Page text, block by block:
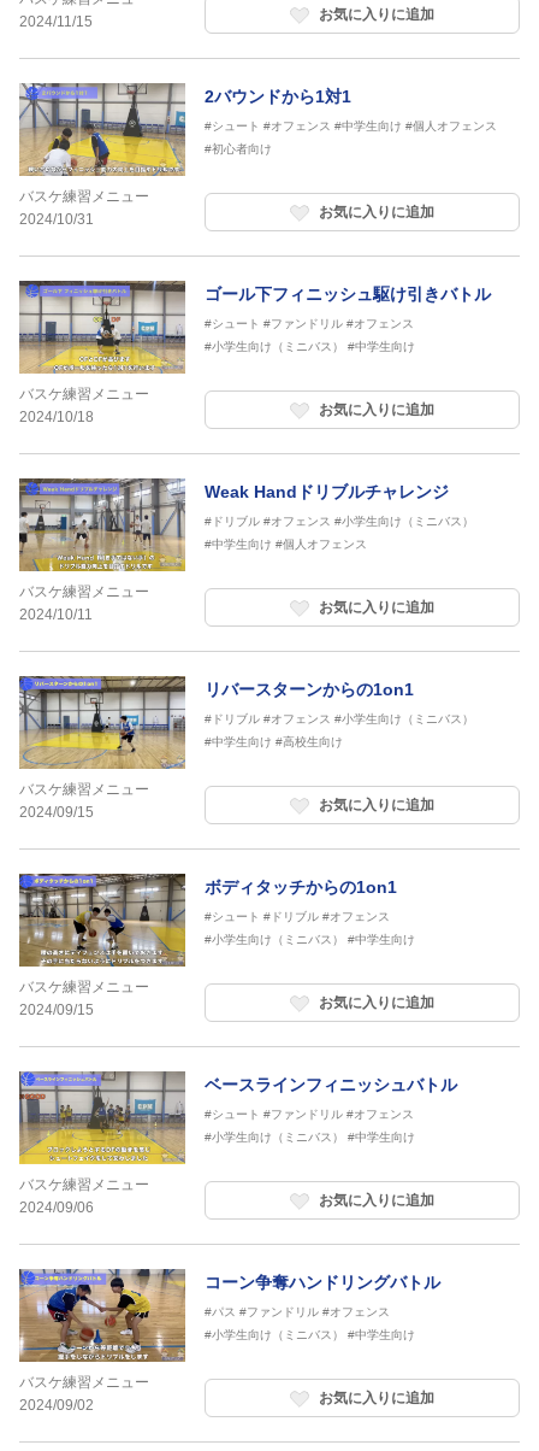
2024/11/15
お気に入りに追加
バスケ練習メニュー
2024/10/31
2バウンドから1対1
#シュート #オフェンス #中学生向け #個人オフェンス
#初心者向け
お気に入りに追加
バスケ練習メニュー
2024/10/18
ゴール下フィニッシュ駆け引きバトル
#シュート #ファンドリル #オフェンス
#小学生向け（ミニバス）
#中学生向け
お気に入りに追加
バスケ練習メニュー
2024/10/11
Weak Handドリブルチャレンジ
#ドリブル #オフェンス #小学生向け（ミニバス）
#中学生向け #個人オフェンス
お気に入りに追加
バスケ練習メニュー
2024/09/15
リバースターンからの1on1
#ドリブル #オフェンス #小学生向け（ミニバス）
#中学生向け #高校生向け
お気に入りに追加
バスケ練習メニュー
2024/09/15
ボディタッチからの1on1
#シュート #ドリブル #オフェンス
#小学生向け（ミニバス）
#中学生向け
お気に入りに追加
バスケ練習メニュー
2024/09/06
ベースラインフィニッシュバトル
#シュート #ファンドリル #オフェンス
#小学生向け（ミニバス）
#中学生向け
お気に入りに追加
バスケ練習メニュー
2024/09/02
コーン争奪ハンドリングバトル
#パス #ファンドリル #オフェンス
#小学生向け（ミニバス）
#中学生向け
お気に入りに追加